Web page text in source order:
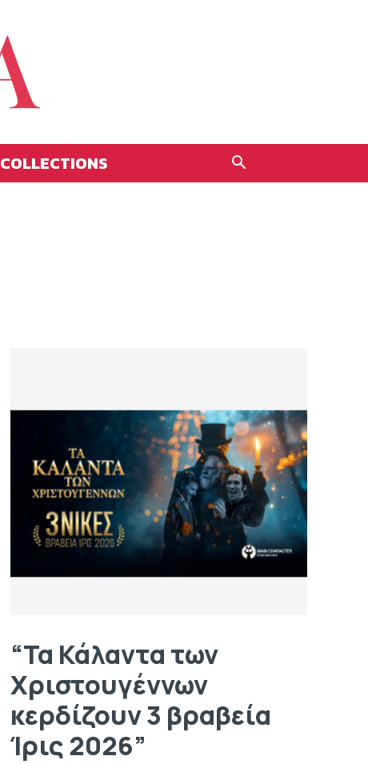
COLLECTIONS
“Τα Κάλαντα των
Χριστουγέννων
κερδίζουν 3 βραβεία
Ίρις 2026”